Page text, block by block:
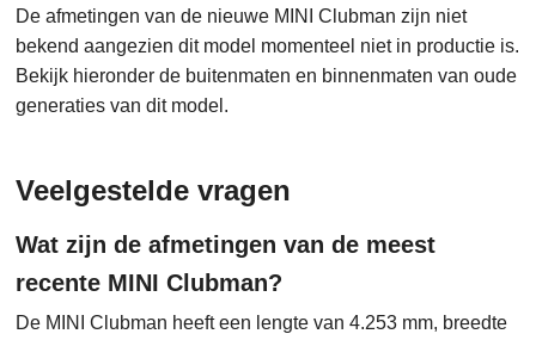
De afmetingen van de nieuwe MINI Clubman zijn niet
bekend aangezien dit model momenteel niet in productie is.
Bekijk hieronder de buitenmaten en binnenmaten van oude
generaties van dit model.
Veelgestelde vragen
Wat zijn de afmetingen van de meest
recente MINI Clubman?
De MINI Clubman heeft een lengte van 4.253 mm, breedte